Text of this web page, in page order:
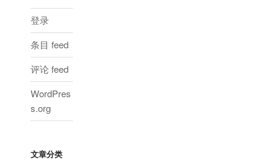
登录
条目 feed
评论 feed
WordPres
s.org
文章分类